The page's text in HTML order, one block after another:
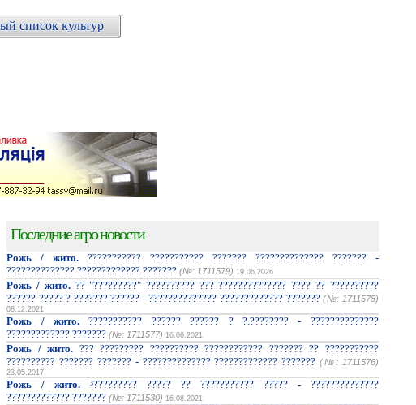
список культур
Последние агро новости
Рожь / жито. ??????????? ??????????? ??????? ?????????????? ??????? -
?????????????? ????????????? ??????? (№: 1711579) 19.06.2026
Рожь / жито.?? "?????????" ?????????? ??? ?????????????? ???? ?? ??????????
?????? ????? ? ??????? ?????? - ?????????????? ????????????? ??????? (№: 1711578)
08.12.2021
Рожь / жито. ??????????? ?????? ?????? ? ?.???????? - ??????????????
????????????? ??????? (№: 1711577) 16.06.2021
Рожь / жито. ??? ????????? ?????????? ???????????? ??????? ?? ???????????
?????????? ??????? ??????? - ?????????????? ????????????? ??????? (№: 1711576)
23.05.2017
Рожь / жито. ³????????? ????? ?? ??????????? ????? - ??????????????
????????????? ??????? (№: 1711530) 16.08.2021